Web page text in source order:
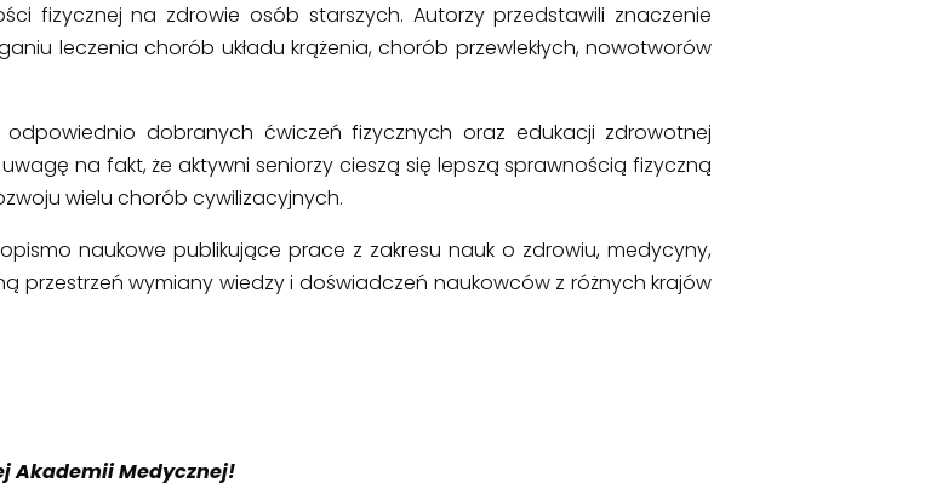
fizycznej na zdrowie osób starszych. Autorzy przedstawili znaczenie
leczenia chorób układu krążenia, chorób przewlekłych, nowotworów
dobranych ćwiczeń fizycznych oraz edukacji zdrowotnej
na fakt, że aktywni seniorzy cieszą się lepszą sprawnością fizyczną
wielu chorób cywilizacyjnych.
naukowe publikujące prace z zakresu nauk o zdrowiu, medycyny,
przestrzeń wymiany wiedzy i doświadczeń naukowców z różnych krajów
Akademii Medycznej!